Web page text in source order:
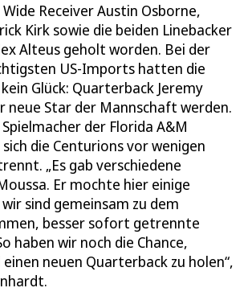
Wide Receiver Austin Osborne,
Kirk sowie die beiden Linebacker
Alteus geholt worden. Bei der
US-Imports hatten die
Glück: Quarterback Jeremy
neue Star der Mannschaft werden.
der Florida A&M
die Centurions vor wenigen
„Es gab verschiedene
Er mochte hier einige
sind gemeinsam zu dem
besser sofort getrennte
haben wir noch die Chance,
neuen Quarterback zu holen“,